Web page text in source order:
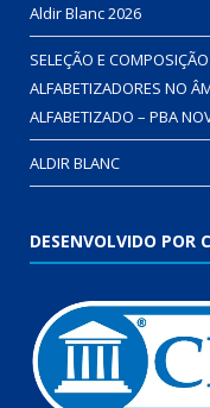
Aldir Blanc 2026
SELEÇÃO E
ALFABETIZADORES NO
ALFABETIZADO – PBA
ALDIR BLANC
DESENVOLVIDO POR